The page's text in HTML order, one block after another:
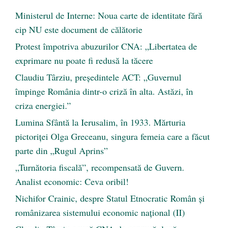
Ministerul de Interne: Noua carte de identitate fără
cip NU este document de călătorie
Protest împotriva abuzurilor CNA: „Libertatea de
exprimare nu poate fi redusă la tăcere
Claudiu Târziu, președintele ACT: „Guvernul
împinge România dintr-o criză în alta. Astăzi, în
criza energiei.”
Lumina Sfântă la Ierusalim, în 1933. Mărturia
pictoriței Olga Greceanu, singura femeia care a făcut
parte din „Rugul Aprins”
„Turnătoria fiscală”, recompensată de Guvern.
Analist economic: Ceva oribil!
Nichifor Crainic, despre Statul Etnocratic Român şi
românizarea sistemului economic naţional (II)